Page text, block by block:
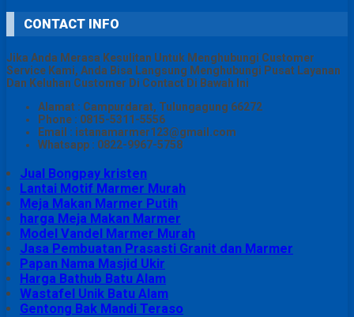
CONTACT INFO
Jika Anda Merasa Kesulitan Untuk Menghubungi Customer
Service Kami, Anda Bisa Langsung Menghubungi Pusat Layanan
Dan Keluhan Customer Di Contact Di Bawah Ini
Alamat : Campurdarat, Tulungagung 66272
Phone : 0815-5311-5556
Email : istanamarmer123@gmail.com
Whatsapp : 0822-9967-5758
Jual Bongpay kristen
Lantai Motif Marmer Murah
Meja Makan Marmer Putih
harga Meja Makan Marmer
Model Vandel Marmer Murah
Jasa Pembuatan Prasasti Granit dan Marmer
Papan Nama Masjid Ukir
Harga Bathub Batu Alam
Wastafel Unik Batu Alam
Gentong Bak Mandi Teraso